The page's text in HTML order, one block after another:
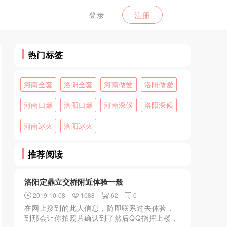
登录 注册
热门标签
河南全套 洛阳全套 河南做爱 洛阳做爱
河南口爆 洛阳口爆 河南深候 洛阳深候
河南冰火 洛阳冰火
推荐阅读
洛阳定鼎立交桥附近体验一般
2019-10-08 1088 62 0
在网上搜到的此人信息，随即联系过去体验，
到那会让你拍照片确认到了然后QQ指挥上楼，